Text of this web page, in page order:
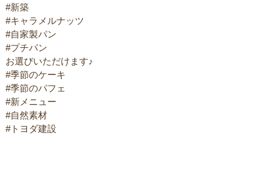
#新築
#キャラメルナッツ
#自家製パン
#プチパン
お選びいただけます♪
#季節のケーキ
#季節のパフェ
#新メニュー
#自然素材
#トヨダ建設